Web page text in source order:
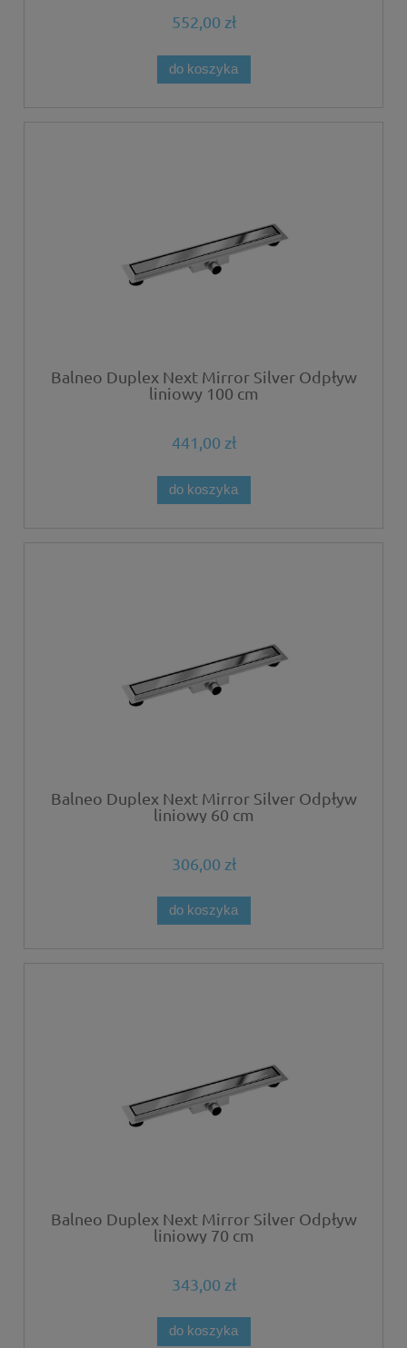
552,00 zł
do koszyka
Balneo Duplex Next Mirror Silver Odpływ
liniowy 100 cm
441,00 zł
do koszyka
Balneo Duplex Next Mirror Silver Odpływ
liniowy 60 cm
306,00 zł
do koszyka
Balneo Duplex Next Mirror Silver Odpływ
liniowy 70 cm
343,00 zł
do koszyka